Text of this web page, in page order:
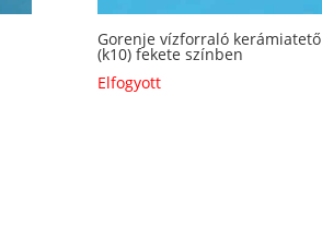
Gorenje vízforraló kerámiatető
(k10) fekete színben
Elfogyott